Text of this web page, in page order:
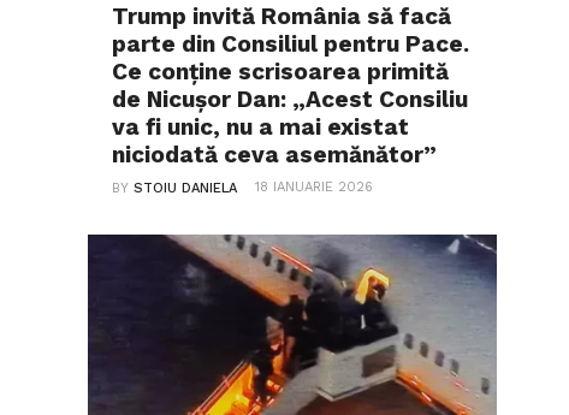
Trump invită România să facă
parte din Consiliul pentru Pace.
Ce conține scrisoarea primită
de Nicușor Dan: „Acest Consiliu
va fi unic, nu a mai existat
niciodată ceva asemănător”
BYSTOIU DANIELA 18 IANUARIE 2026